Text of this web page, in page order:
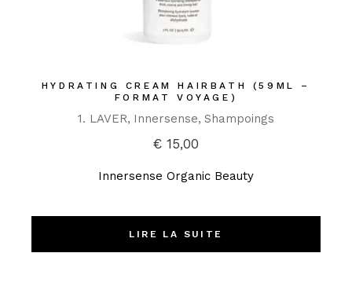
HYDRATING CREAM HAIRBATH (59ML –
FORMAT VOYAGE)
1. LAVER Innersense Shampoings
€ 15,00
Innersense Organic Beauty
LIRE LA SUITE